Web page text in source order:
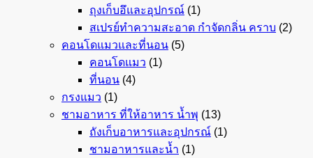
ถุงเก็บอึและอุปกรณ์ (1)
สเปรย์ทำความสะอาด กำจัดกลิ่น คราบ (2)
คอนโดแมวและที่นอน (5)
คอนโดแมว (1)
ที่นอน (4)
กรงแมว (1)
ชามอาหาร ที่ให้อาหาร น้ำพุ (13)
ถังเก็บอาหารและอุปกรณ์ (1)
ชามอาหารและน้ำ (1)